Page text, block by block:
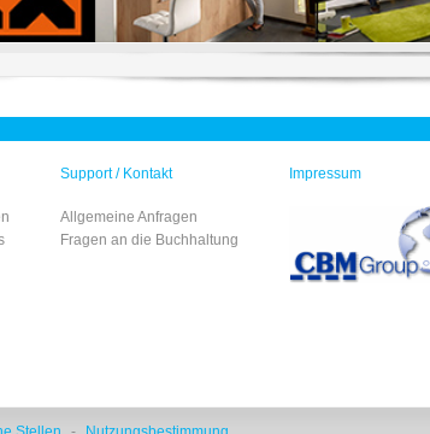
Support / Kontakt
Allgemeine Anfragen
Fragen an die Buchhaltung
Impressum